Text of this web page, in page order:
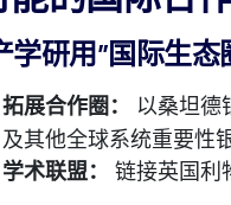
学研用”国际生态
拓展合作圈：
以桑坦德
及其他全球系统重要性
学术联盟： 链接英国利